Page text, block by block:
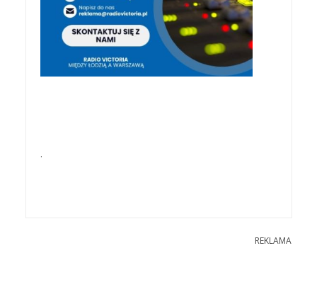
.
REKLAMA